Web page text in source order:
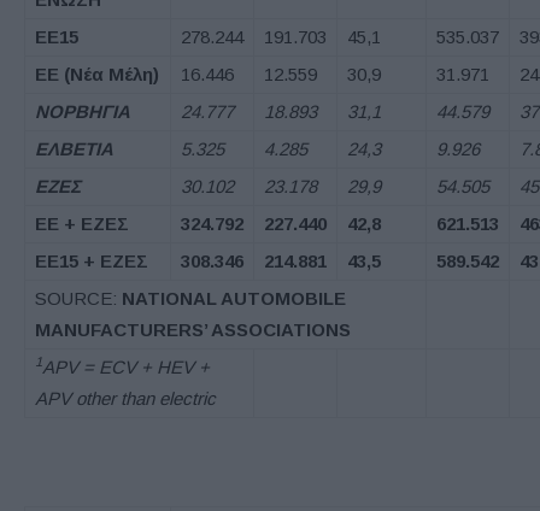
ΕΕ15 278.244 191.703 45,1 535.037
ΕΕ (Νέα Μέλη) 16.446 12.559 30,9 31.971
ΝΟΡΒΗΓΙΑ
24.777 18.893 31,1 44.579
ΕΛΒΕΤΙΑ
5.325 4.285 24,3 9.926
ΕΖΕΣ
30.102 23.178 29,9 54.505
ΕΕ + ΕΖΕΣ 324.792 227.440 42,8 621.513
ΕΕ15 + ΕΖΕΣ 308.346 214.881 43,5 589.542
SOURCE: NATIONAL AUTOMOBILE
MANUFACTURERS’ ASSOCIATIONS
1APV = ECV + HEV +
APV other than electric